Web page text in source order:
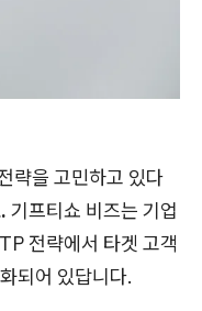
략을 고민하고 있다
기프티쇼 비즈는 기업
전략에서 타겟 고객
되어 있답니다.